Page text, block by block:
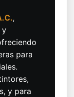
,
y
para
y para